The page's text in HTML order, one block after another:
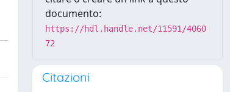
documento:
https://hdl.handle.net/11591/4060
72
Citazioni